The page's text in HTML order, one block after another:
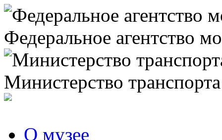
Федеральное агентство
Министерство
О музее